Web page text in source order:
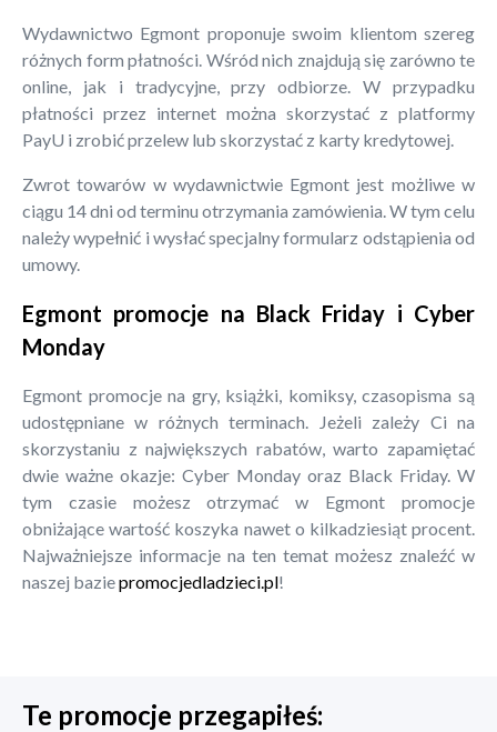
Wydawnictwo Egmont proponuje swoim klientom szereg
różnych form płatności. Wśród nich znajdują się zarówno te
online, jak i tradycyjne, przy odbiorze. W przypadku
płatności przez internet można skorzystać z platformy
PayU i zrobić przelew lub skorzystać z karty kredytowej.
Zwrot towarów w wydawnictwie Egmont jest możliwe w
ciągu 14 dni od terminu otrzymania zamówienia. W tym celu
należy wypełnić i wysłać specjalny formularz odstąpienia od
umowy.
Egmont promocje na Black Friday i Cyber
Monday
Egmont promocje na gry, książki, komiksy, czasopisma są
udostępniane w różnych terminach. Jeżeli zależy Ci na
skorzystaniu z największych rabatów, warto zapamiętać
dwie ważne okazje: Cyber Monday oraz Black Friday. W
tym czasie możesz otrzymać w Egmont promocje
obniżające wartość koszyka nawet o kilkadziesiąt procent.
Najważniejsze informacje na ten temat możesz znaleźć w
naszej baziepromocjedladzieci.pl!
Te promocje przegapiłeś: